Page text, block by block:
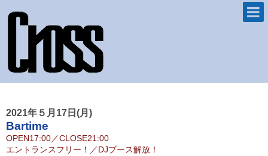
2021年５月17日(月)
Bartime
OPEN17:00／CLOSE21:00
エントランスフリー！ ／DJブース解放！